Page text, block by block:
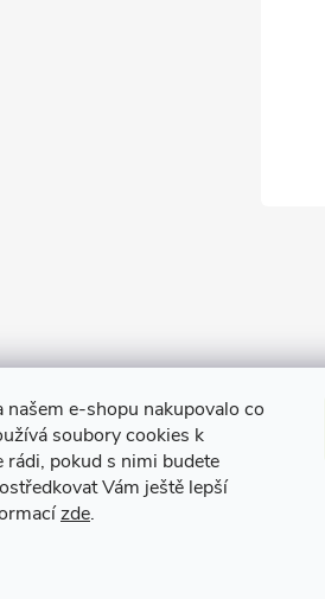
e-shopu nakupovalo co
soubory cookies k
rádi, pokud s nimi budete
Vám ještě lepší
zde.